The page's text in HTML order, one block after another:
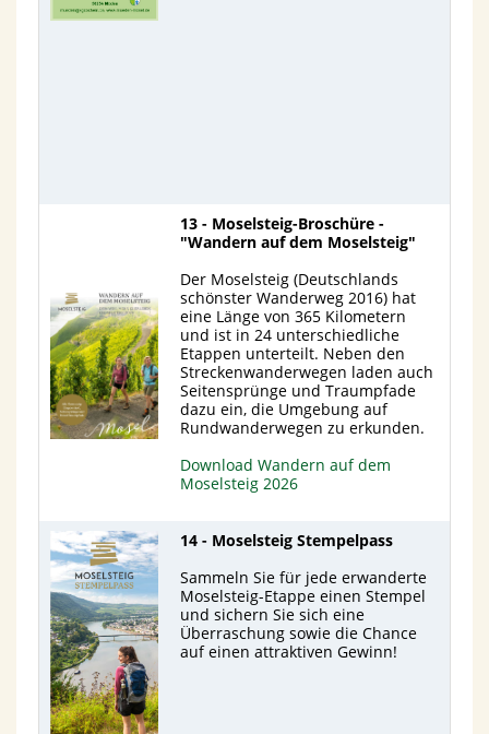
13 - Moselsteig-Broschüre -
"Wandern auf dem Moselsteig"
Der Moselsteig (Deutschlands
schönster Wanderweg 2016) hat
eine Länge von 365 Kilometern
und ist in 24 unterschiedliche
Etappen unterteilt. Neben den
Streckenwanderwegen laden auch
Seitensprünge und Traumpfade
dazu ein, die Umgebung auf
Rundwanderwegen zu erkunden.
Download Wandern auf dem
Moselsteig 2026
14 - Moselsteig Stempelpass
Sammeln Sie für jede erwanderte
Moselsteig-Etappe einen Stempel
und sichern Sie sich eine
Überraschung sowie die Chance
auf einen attraktiven Gewinn!